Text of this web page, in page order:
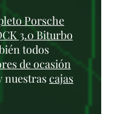
Porsche
3.0 Biturbo
todos
de ocasión
nuestrascajas